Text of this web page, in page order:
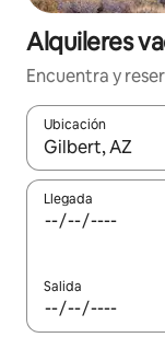
Alquileres
Encuentra y
Ubicación
Cuando los
Llegada
Salida